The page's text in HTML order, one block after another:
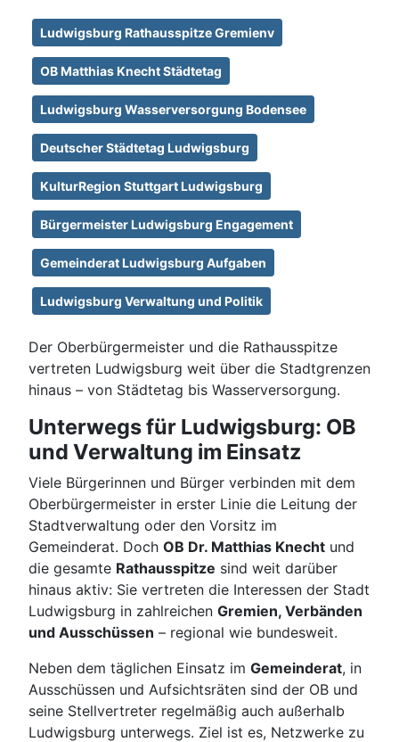
Ludwigsburg Rathausspitze Gremienv
OB Matthias Knecht Städtetag
Ludwigsburg Wasserversorgung Bodensee
Deutscher Städtetag Ludwigsburg
KulturRegion Stuttgart Ludwigsburg
Bürgermeister Ludwigsburg Engagement
Gemeinderat Ludwigsburg Aufgaben
Ludwigsburg Verwaltung und Politik
Der Oberbürgermeister und die Rathausspitze
vertreten Ludwigsburg weit über die Stadtgrenzen
hinaus – von Städtetag bis Wasserversorgung.
Unterwegs für Ludwigsburg: OB
und Verwaltung im Einsatz
Viele Bürgerinnen und Bürger verbinden mit dem
Oberbürgermeister in erster Linie die Leitung der
Stadtverwaltung oder den Vorsitz im
Gemeinderat. Doch OB Dr. Matthias Knecht und
die gesamte Rathausspitze sind weit darüber
hinaus aktiv: Sie vertreten die Interessen der Stadt
Ludwigsburg in zahlreichen Gremien, Verbänden
und Ausschüssen – regional wie bundesweit.
Neben dem täglichen Einsatz im Gemeinderat, in
Ausschüssen und Aufsichtsräten sind der OB und
seine Stellvertreter regelmäßig auch außerhalb
Ludwigsburg unterwegs. Ziel ist es, Netzwerke zu